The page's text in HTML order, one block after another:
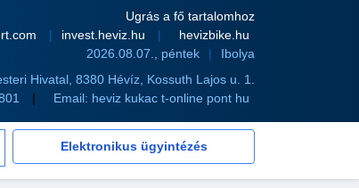
Ugrás a fő tartalomhoz
invest.heviz.hu
hevizbike.hu
2026.08.07., péntek
Ibolya
Hivatal, 8380 Hévíz, Kossuth Lajos u. 1.
Email: heviz kukac t-online pont hu
Elektronikus ügyintézés